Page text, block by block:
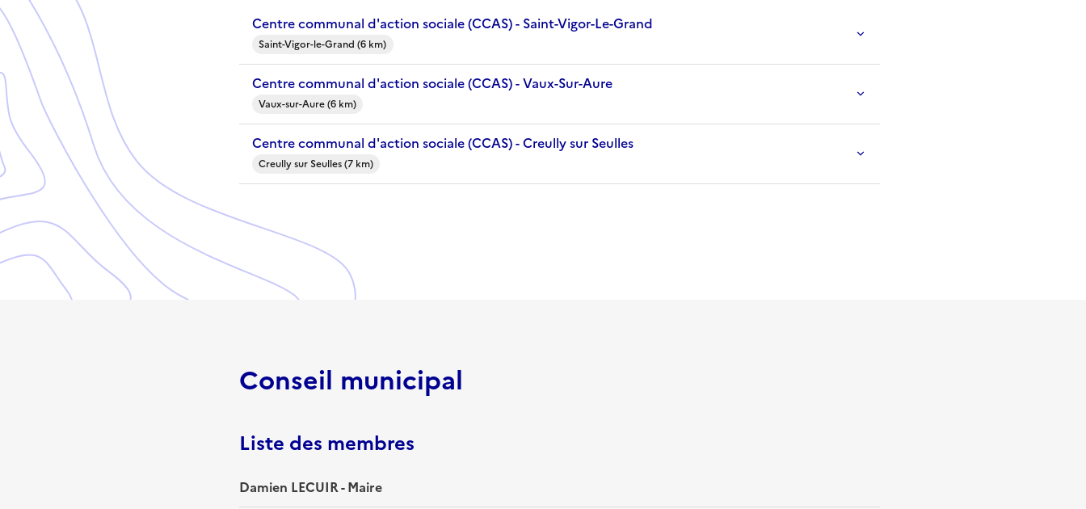
Centre communal d'action sociale (CCAS) - Saint-Vigor-Le-Grand
Saint-Vigor-le-Grand (6 km)
Centre communal d'action sociale (CCAS) - Vaux-Sur-Aure
Vaux-sur-Aure (6 km)
Centre communal d'action sociale (CCAS) - Creully sur Seulles
Creully sur Seulles (7 km)
Conseil municipal
Liste des membres
Damien LECUIR - Maire